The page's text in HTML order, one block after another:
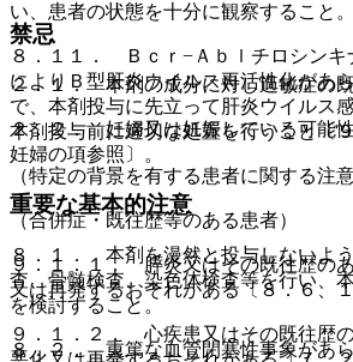
い、患者の状態を十分に観察すること。
８．１１． Ｂｃｒ−Ａｂｌチロシンキ
によりＢ型肝炎ウイルス再活性化があ
で、本剤投与に先立って肝炎ウイルス
本剤投与前に適切な処置を行うこと〔
（特定の背景を有する患者に関する注意
（合併症・既往歴等のある患者）
９．１．１． 膵炎又はその既往歴の
又は再発するおそれがある〔８．６、
９．１．２． 心疾患又はその既往歴
禁忌
２．１． 本剤の成分に対し過敏症の
２．２． 妊婦又は妊娠している可能
妊婦の項参照〕。
重要な基本的注意
８．１． 本剤を漫然と投与しないよ
査、骨髄検査、染色体検査等を行い、
を検討すること。
８．２． 重篤な血管閉塞性事象があ